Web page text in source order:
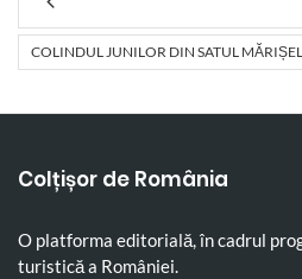
COLINDUL JUNILOR DIN SATUL
Colțișor de România
O platforma editorială, în cadrul
turistică a României.